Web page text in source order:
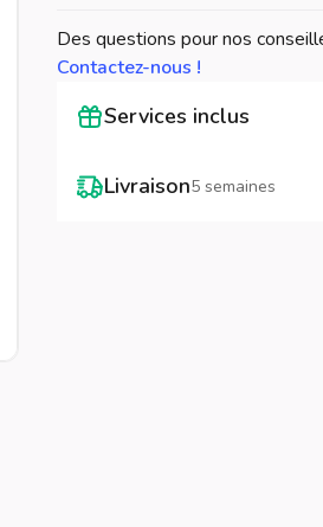
Des questions pour nos
Contactez-nous !
Services inclus
Livraison5 semaines